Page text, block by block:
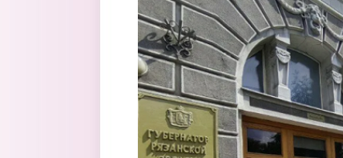
Перейти к основному содержанию